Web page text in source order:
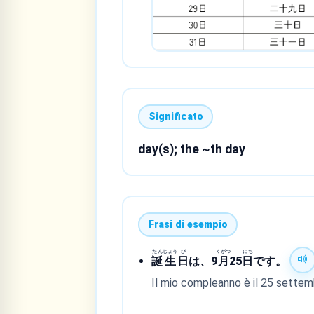
Significato
day(s); the ~th day
Frasi di esempio
誕
たん
生
じょう
日
び
は、9月
くがつ
25 日
にち
です。
Il mio compleanno è il 25